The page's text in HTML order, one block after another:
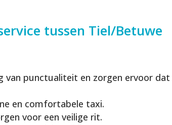
tussen Tiel/Betuwe
van punctualiteit en zorgen ervoor dat
en comfortabele taxi.
voor een veilige rit.